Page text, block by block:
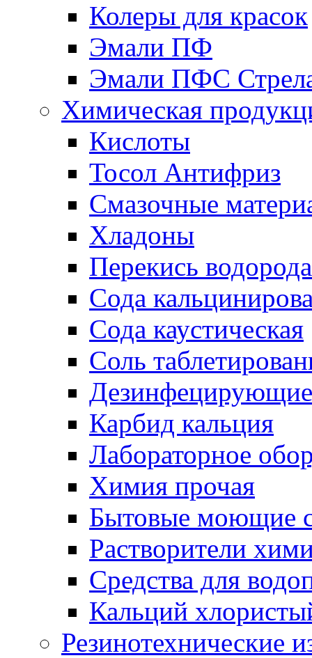
Колеры для красок
Эмали ПФ
Эмали ПФС
Химическая
Кислоты
Тосол Антифриз
Смазочные
Хладоны
Перекись водорода
Сода
Сода каустическая
Соль
Дезинфецирующие
Карбид кальция
Лабораторное
Химия прочая
Бытовые моющие
Растворители
Средства для
Кальций
Резинотехнические